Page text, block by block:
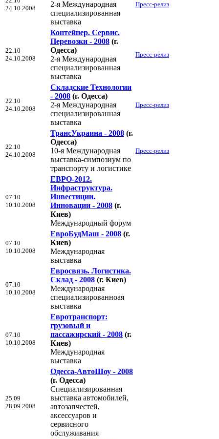
24.10.2008
2-я Международная
специализированная
выставка
Пресс-релиз
22.10
24.10.2008
Контейнер. Сервис.
Перевозки - 2008 (г.
Одесса)
2-я Международная
специализированная
выставка
Пресс-релиз
22.10
24.10.2008
Складские Технологии
- 2008 (г. Одесса)
2-я Международная
специализированная
выставка
Пресс-релиз
22.10
24.10.2008
ТрансУкраина - 2008 (г.
Одесса)
10-я Международная
выставка-симпозиум по
транспорту и логистике
Пресс-релиз
07.10
10.10.2008
ЕВРО-2012.
Инфраструктура.
Инвестиции.
Инновации - 2008 (г.
Киев)
Международный форум
07.10
10.10.2008
ЕвроБудМаш - 2008 (г.
Киев)
Международная
выставка
07.10
10.10.2008
Евросвязь. Логистика.
Склад - 2008 (г. Киев)
Международная
специализированноая
выставка
07.10
10.10.2008
Евротранспорт:
грузовый и
пассажирский - 2008 (г.
Киев)
Международная
выставка
25.09
28.09.2008
Одесса-АвтоШоу - 2008
(г. Одесса)
Специализированная
выставка автомобилей,
автозапчестей,
аксессуаров и
сервисного
обслуживания